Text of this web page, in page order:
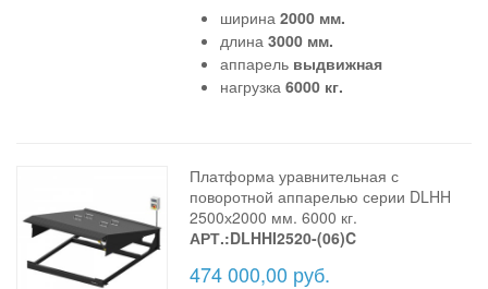
ширина2000 мм.
длина3000 мм.
аппарель выдвижная
нагрузка 6000 кг.
Платформа уравнительная с
поворотной аппарелью серии DLHH
2500х2000 мм. 6000 кг.
АРТ.:DLHHI2520-(06)C
474 000,00 руб.